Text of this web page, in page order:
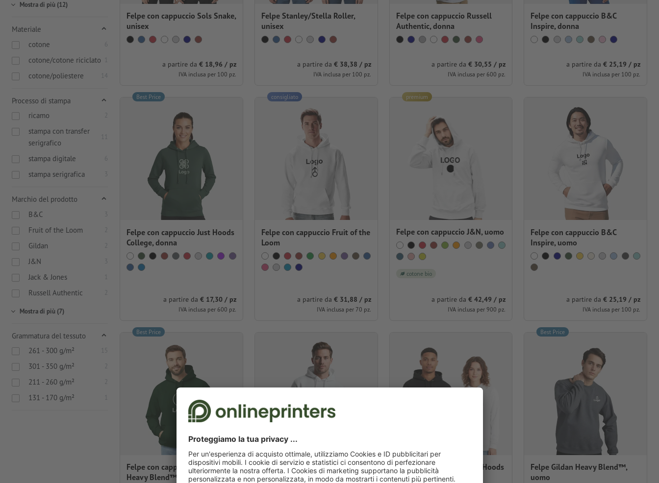
Mostra di più (12)
Materiale
cotone
6
cotone/cotone riciclato 1
cotone/poliestere 14
Processo di stampa
ricamo
2
stampa con transfer
serigrafico
11
stampa digitale 6
stampa serigrafica 3
Marchio del prodotto
B&C
3
Fruit of the Loom 2
Gildan 2
J&N 3
Jack & Jones 1
Russell Authentic 2
Mostra di più (7)
Grammatura del tessuto
261 - 300 g/m²
15
301 - 350 g/m² 2
211 - 260 g/m² 2
131 - 170 g/m² 1
Felpe con cappuccio Sols Snake,
unisex
a partire da € 18,96 / pz
IVA inclusa per 100 pz.
Felpe Stanley/Stella Roller,
unisex
a partire da € 38,38 / pz
IVA inclusa per 100 pz.
Felpe con cappuccio Russell
Authentic, donna
a partire da€ 30,55 / pz
IVA inclusa per 600 pz.
Felpe con cappuccio B&C
Inspire, donna
a partire da € 25,19 / pz
IVA inclusa per 100 pz.
Felpe con cappuccio Just Hoods
College, donna
a partire da € 17,30 / pz
IVA inclusa per 600 pz.
Best Price
Felpe con cappuccio Fruit of the
Loom
a partire da € 31,88 / pz
IVA inclusa per 70 pz.
consigliato
Felpe con cappuccio J&N, uomo
cotone bio
a partire da€ 42,49 / pz
IVA inclusa per 900 pz.
premium
Felpe con cappuccio B&C
Inspire, uomo
a partire da € 25,19 / pz
IVA inclusa per 100 pz.
Felpe con cappuccio Gildan
Heavy Blend™, uomo
Best Price
Felpe con cappuccio Russell
Authentic, uomo
Felpe con cappuccio Just Hoods
College unisex
Felpe Gildan Heavy Blend™,
uomo
Best Price